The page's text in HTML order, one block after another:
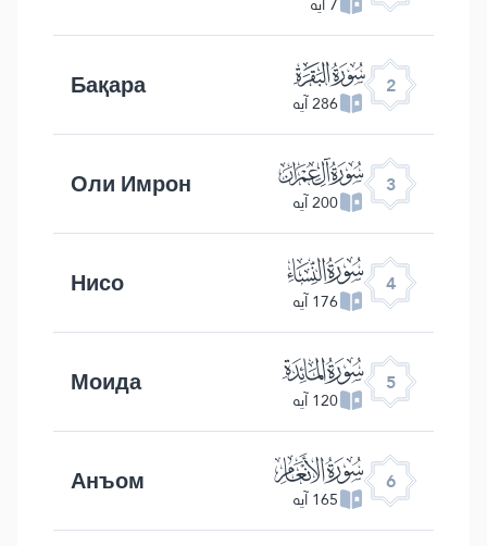
2 ﮎ
286 آیه Бақара
3 ﮏ
200 آیه Оли Имрон
4 ﮐ
176 آیه Нисо
5 ﮑ
120 آیه Моида
6 ﮒ
165 آیه Анъом